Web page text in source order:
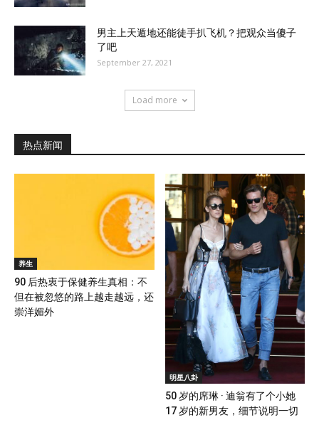
男主上天遁地还能徒手扒飞机？把观众当傻子
了吧
September 27, 2021
Load more
热点新闻
养生
90 后热衷于保健养生真相：不
但在被忽悠的路上越走越远，还
崇洋媚外
明星八卦
50 岁的席琳 · 迪翁有了个小她
17 岁的新男友，细节说明一切